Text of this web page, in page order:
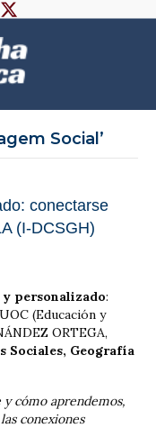
Social’
conectarse
(I-DCSGH)
personalizado:
(Educación y
ORTEGA,
Sociales, Geografía
cómo aprendemos,
conexiones